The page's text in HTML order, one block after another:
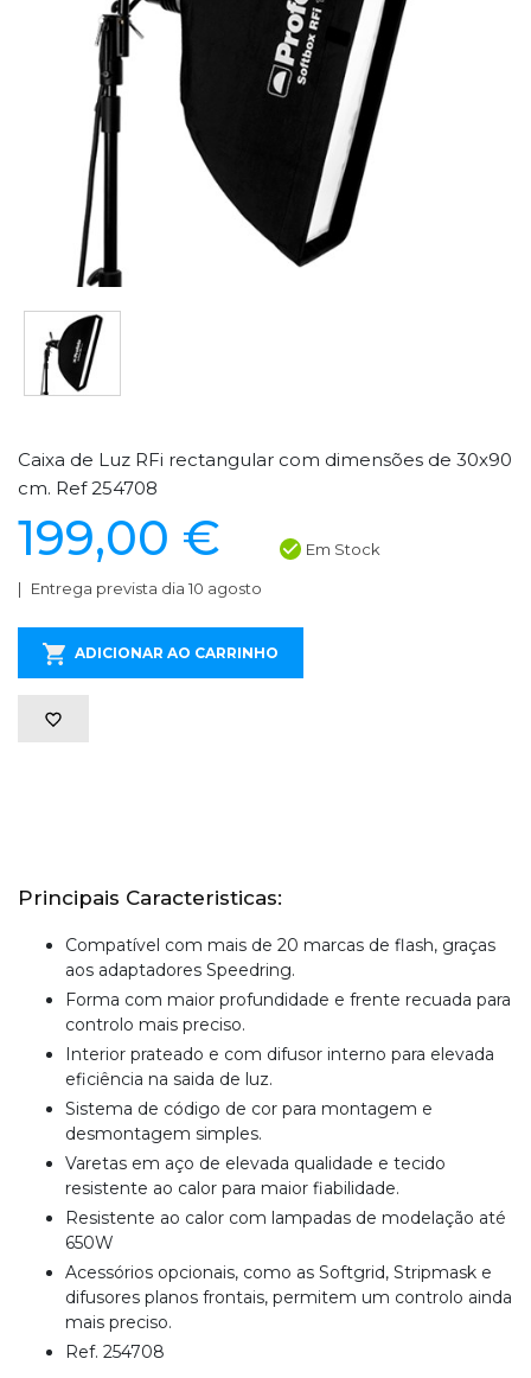
Caixa de Luz RFi rectangular com dimensões de 30x90
cm. Ref 254708
199,00 € Em Stock
Entrega prevista dia 10 agosto
ADICIONAR AO CARRINHO
Principais Caracteristicas:
Compatível com mais de 20 marcas de flash, graças
aos adaptadores Speedring.
Forma com maior profundidade e frente recuada para
controlo mais preciso.
Interior prateado e com difusor interno para elevada
eficiência na saida de luz.
Sistema de código de cor para montagem e
desmontagem simples.
Varetas em aço de elevada qualidade e tecido
resistente ao calor para maior fiabilidade.
Resistente ao calor com lampadas de modelação até
650W
Acessórios opcionais, como as Softgrid, Stripmask e
difusores planos frontais, permitem um controlo ainda
mais preciso.
Ref. 254708